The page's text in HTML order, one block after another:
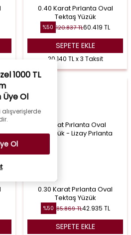
0.40 Karat Pırlanta Oval
Tektaş Yüzük
%50 120.837TL60.419 TL
SEPETE EKLE
20.140 TL x 3 Taksit
0.30 Karat Pırlanta Oval
Tektaş Yüzük
%50 85.869TL42.935 TL
SEPETE EKLE
1000 TL
Üye Ol
alışverişlerde
Ol